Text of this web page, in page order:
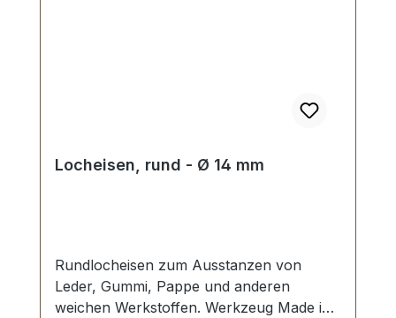
Locheisen, rund - Ø 14 mm
Rundlocheisen zum Ausstanzen von
Leder, Gummi, Pappe und anderen
weichen Werkstoffen. Werkzeug Made in